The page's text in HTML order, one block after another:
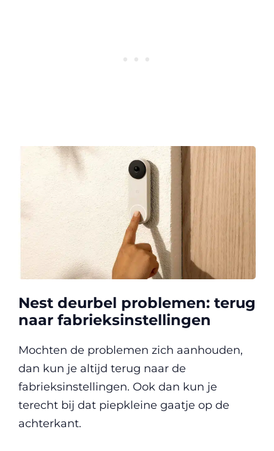
Nest deurbel problemen: terug
naar fabrieksinstellingen
Mochten de problemen zich aanhouden,
dan kun je altijd terug naar de
fabrieksinstellingen. Ook dan kun je
terecht bij dat piepkleine gaatje op de
achterkant.